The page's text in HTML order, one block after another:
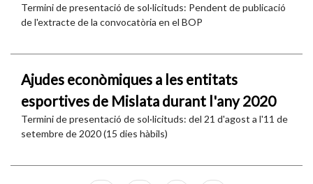
Termini de presentació de sol·licituds: Pendent de publicació
de l'extracte de la convocatòria en el BOP
Ajudes econòmiques a les entitats
esportives de Mislata durant l'any 2020
Termini de presentació de sol·licituds: del 21 d'agost a l'11 de
setembre de 2020 (15 dies hàbils)